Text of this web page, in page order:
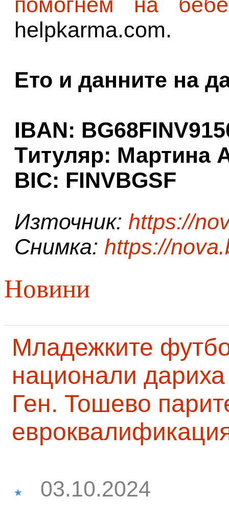
helpkarma.com.
Ето и данните на
IBAN:
Tитуляр: Мартина
BIC: FINVBGSF
Източник: https://
Снимка: https://
Новини
Младежките
национали
Ген. Тошево
03.10.2024